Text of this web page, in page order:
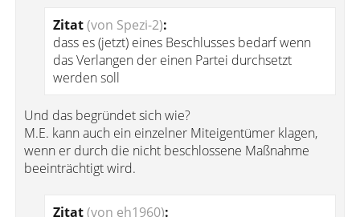
Zitat(von Spezi-2):
dass es (jetzt) eines Beschlusses bedarf wenn
das Verlangen der einen Partei durchsetzt
werden soll
Und das begründet sich wie?
M.E. kann auch ein einzelner Miteigentümer klagen,
wenn er durch die nicht beschlossene Maßnahme
beeinträchtigt wird.
Zitat(von eh1960):